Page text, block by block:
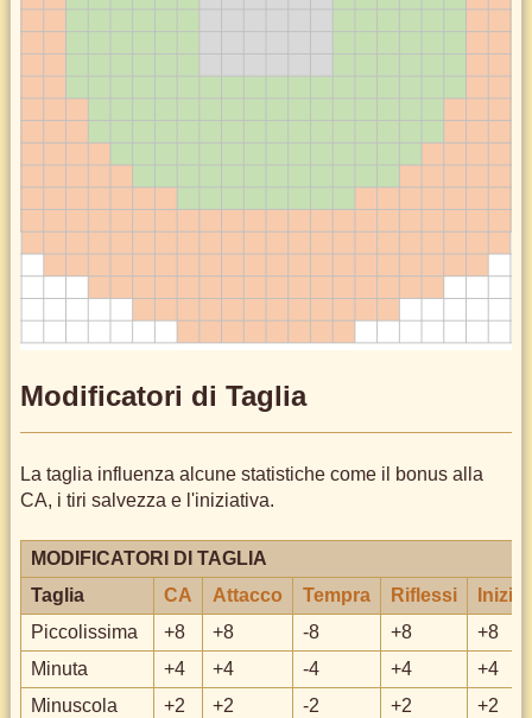
Modificatori di Taglia
La taglia influenza alcune statistiche come il bonus alla
CA, i tiri salvezza e l'iniziativa.
MODIFICATORI DI TAGLIA
Taglia
CA Attacco Tempra Riflessi
Piccolissima
+8 +8 -8 +8
+8
Minuta
+4 +4 -4 +4
+4
Minuscola
+2 +2 -2 +2
+2